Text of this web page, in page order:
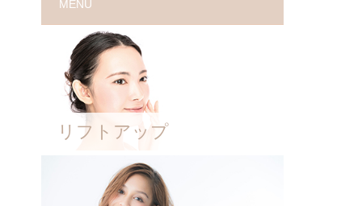
MENU
リフトアップ